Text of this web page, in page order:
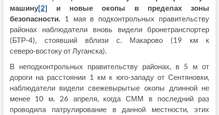
машину[2]
и новые окопы в пределах зоны
безопасности.1 мая в подконтрольных правительству
районах наблюдатели вновь видели бронетранспортер
(БТР-4), стоявший вблизи с. Макарово (19 км к
северо‑востоку от Луганска).
В неподконтрольных правительству районах, в 5 м от
дороги на расстоянии 1 км к юго‑западу от Сентяновки,
наблюдатели видели свежевырытые окопы длинной не
менее 10 м. 26 апреля, когда СММ в последний раз
проводила патрулирование в данной местности, этих